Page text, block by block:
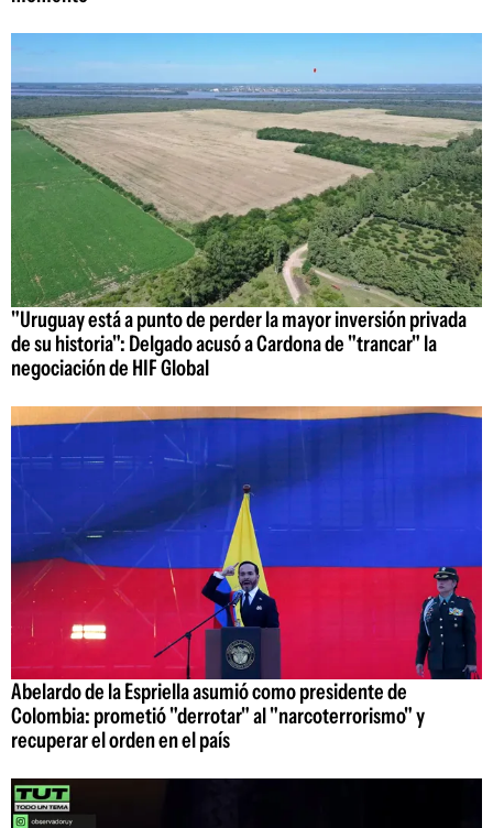
"Uruguay está a punto de perder la mayor inversión privada
de su historia": Delgado acusó a Cardona de "trancar" la
negociación de HIF Global
Abelardo de la Espriella asumió como presidente de
Colombia: prometió "derrotar" al "narcoterrorismo" y
recuperar el orden en el país